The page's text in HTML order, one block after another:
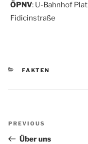
ÖPNV: U-Bahnhof
Fidicinstraße
KATEGORIEN
FAKTEN
Previous
Post
PREVIOUS
Über uns